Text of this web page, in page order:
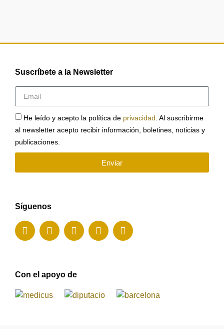
Suscríbete a la Newsletter
He leído y acepto la política de privacidad . Al suscribirme
al newsletter acepto recibir información, boletines, noticias y
publicaciones.
Enviar
Síguenos
Con el apoyo de